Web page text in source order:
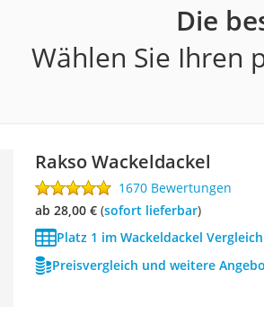
Die
Wählen Sie Ihren
Rakso Wackeldackel
1670 Bewertungen
ab 28,00 €( Sofort lieferbar)
Platz 1 im Wackeldackel Vergleich
Preisvergleich und weitere